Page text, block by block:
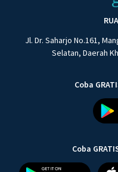
Jl. Dr. Saharjo No.161,
Selatan, Daerah
Coba
Coba